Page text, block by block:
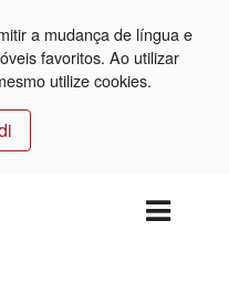
a mudança de língua e
favoritos. Ao utilizar
utilize cookies.